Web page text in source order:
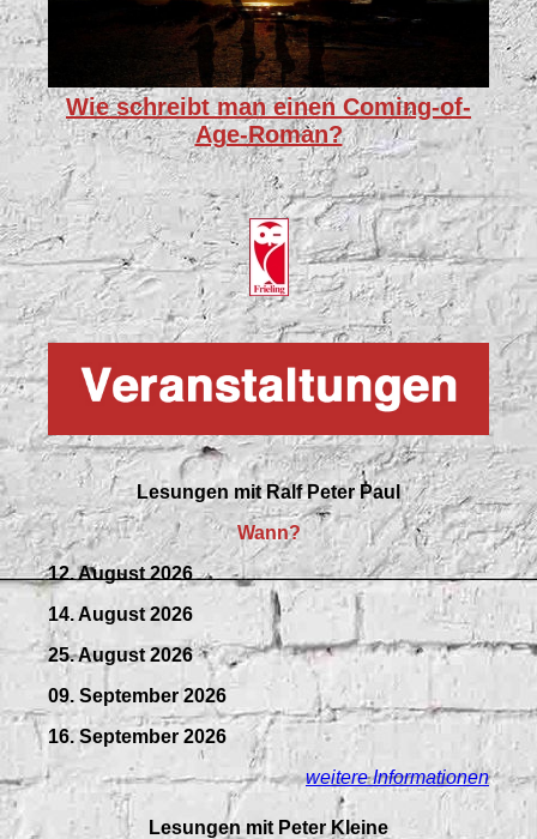
Wie schreibt man einen Coming-of-
Age-Roman?
Lesungen mitRalf Peter Paul
Wann?
12. August 2026
14. August 2026
25. August 2026
09. September2026
16. September 2026
weitere Informationen
Lesungen mit Peter Kleine